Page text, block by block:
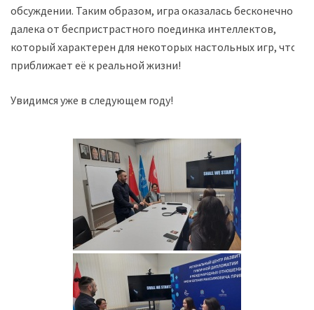
обсуждении. Таким образом, игра оказалась бесконечно
далека от беспристрастного поединка интеллектов,
который характерен для некоторых настольных игр, что
приближает её к реальной жизни!
Увидимся уже в следующем году!